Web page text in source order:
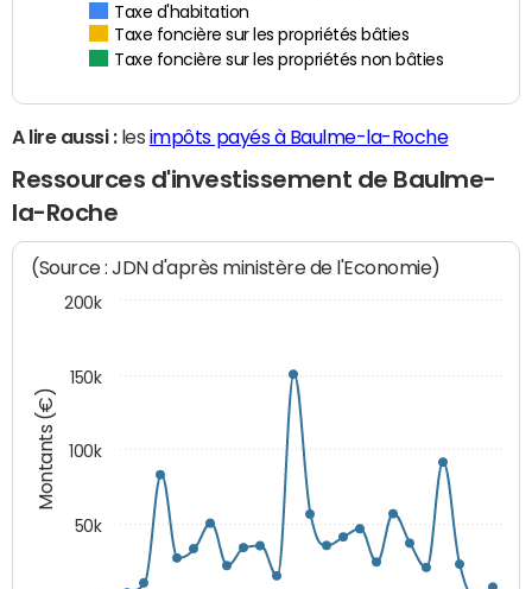
Taxe d'habitation
Taxe foncière sur les propriétés bâties
Taxe foncière sur les propriétés non bâties
A lire aussi :les impôts payés à Baulme-la-Roche
Ressources d'investissement de Baulme-
la-Roche
Montants (€)
(Source : JDN d'après ministère de l'Economie)
50k
100k
150k
200k